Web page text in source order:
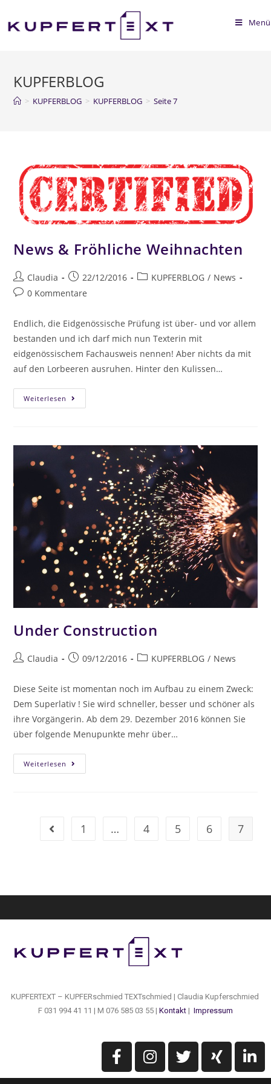
Menü
KUPFERBLOG
> KUPFERBLOG > KUPFERBLOG > Seite 7
News & Fröhliche Weihnachten
Claudia 22/12/2016 KUPFERBLOG / News
0 Kommentare
Endlich, die Eidgenössische Prüfung ist über- und vor allem
bestanden und ich darf mich nun Texterin mit
eidgenössischem Fachausweis nennen! Aber nichts da mit
auf den Lorbeeren ausruhen. Hinter den Kulissen…
Weiterlesen
Under Construction
Claudia 09/12/2016 KUPFERBLOG / News
Diese Seite ist momentan noch im Aufbau zu einem Zweck:
Dem Superlativ ! Sie wird schneller, besser und schöner als
ihre Vorgängerin. Ab dem 29. Dezember 2016 können Sie
über folgende Menupunkte mehr über…
Weiterlesen
1 … 4 5 6 7
KUPFERTEXT – KUPFERschmied TEXTschmied | Claudia Kupferschmied
F 031 994 41 11 | M 076 585 03 55 | Kontakt | Impressum